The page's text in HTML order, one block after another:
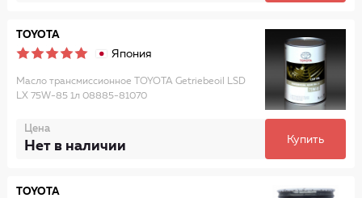
TOYOTA
Япония
Масло трансмиссионное TOYOTA Getriebeoil LSD
LX 75W-85 1л 08885-81070
Цена
Нет в наличии Купить
TOYOTA